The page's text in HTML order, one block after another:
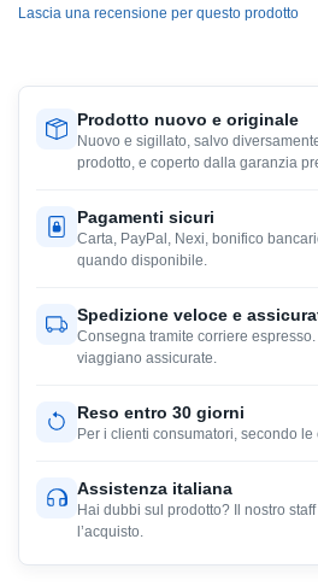
Lascia una recensione per questo prodotto
Prodotto nuovo e originale
Nuovo e sigillato, salvo
prodotto, e coperto dalla garanzia
Pagamenti sicuri
Carta, PayPal, Nexi, bonifico
quando disponibile.
Spedizione veloce e
Consegna tramite corriere
viaggiano assicurate.
Reso entro 30 giorni
Per i clienti consumatori, secondo
Assistenza italiana
Hai dubbi sul prodotto? Il nostro
l’acquisto.